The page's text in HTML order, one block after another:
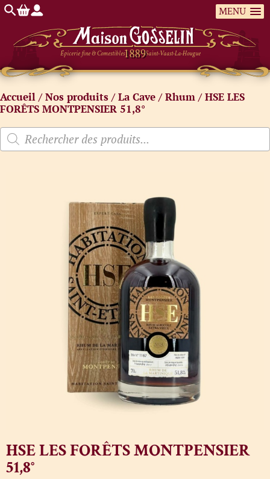
MENU
Épicerie fine & Comestibles Saint-Vaast-La-Hougue
Accueil /Nos produits /La Cave /Rhum / HSE LES
FORÊTS MONTPENSIER 51,8°
HSE LES FORÊTS MONTPENSIER
51,8°